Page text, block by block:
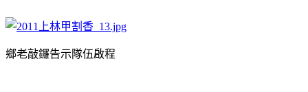
鄉老敲鑼告示隊伍啟程